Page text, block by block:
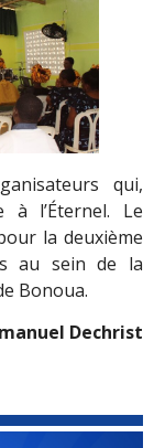
qui,
l’Éternel. Le
la deuxième
au sein de la
Bonoua.
Dechrist